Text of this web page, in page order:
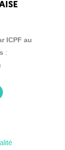
ICPF au
: